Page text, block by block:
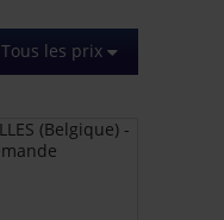
Tous les prix